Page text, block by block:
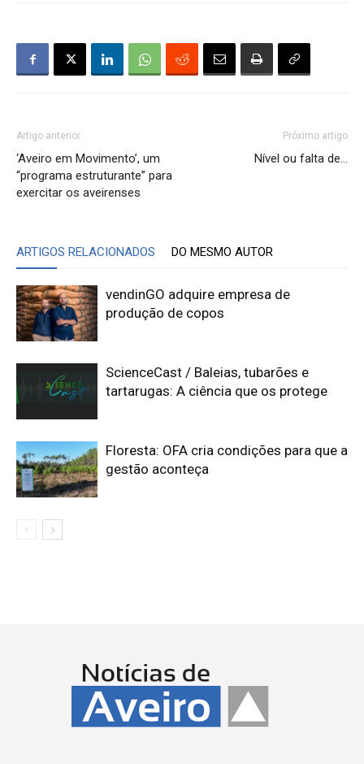
Artigo anterior
‘Aveiro em Movimento’, um
“programa estruturante” para
exercitar os aveirenses
Próximo artigo
Nível ou falta de…
ARTIGOS RELACIONADOS DO MESMO AUTOR
vendinGO adquire empresa de
produção de copos
ScienceCast / Baleias, tubarões e
tartarugas: A ciência que os protege
Floresta: OFA cria condições para que a
gestão aconteça